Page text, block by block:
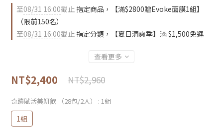
至08/31 16:00截止 指定商品，【滿$2800贈Evoke面膜1組】
（限前150名）
至08/31 16:00截止 指定分類，【夏日清爽季】滿 $1,500免運
查看更多
NT$2,400 NT$2,960
奇蹟賦活美妍飲 （28包/2入） : 1組
1組